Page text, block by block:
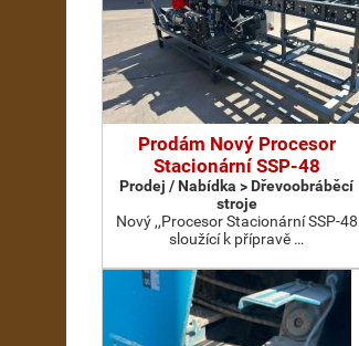
Prodám Nový Procesor
Stacionární SSP-48
Prodej / Nabídka > Dřevoobráběcí
stroje
Nový ,,Procesor Stacionární SSP-48
sloužící k přípravě …